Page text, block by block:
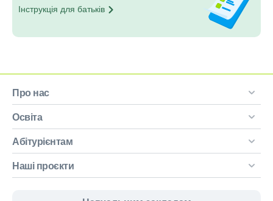
Інструкція для батьків
Про нас
Освіта
Абітурієнтам
Наші проєкти